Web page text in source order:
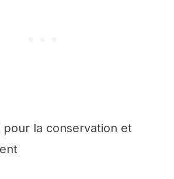
pour la conservation et